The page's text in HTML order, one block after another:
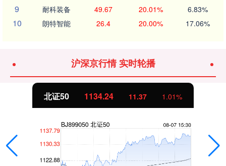
9 耐科装备 49.67 20.01% 6.83%
10 朗特智能 26.4 20.00% 17.06%
沪深京行情 实时轮播
北证50 1134.24 11.37 1.01%